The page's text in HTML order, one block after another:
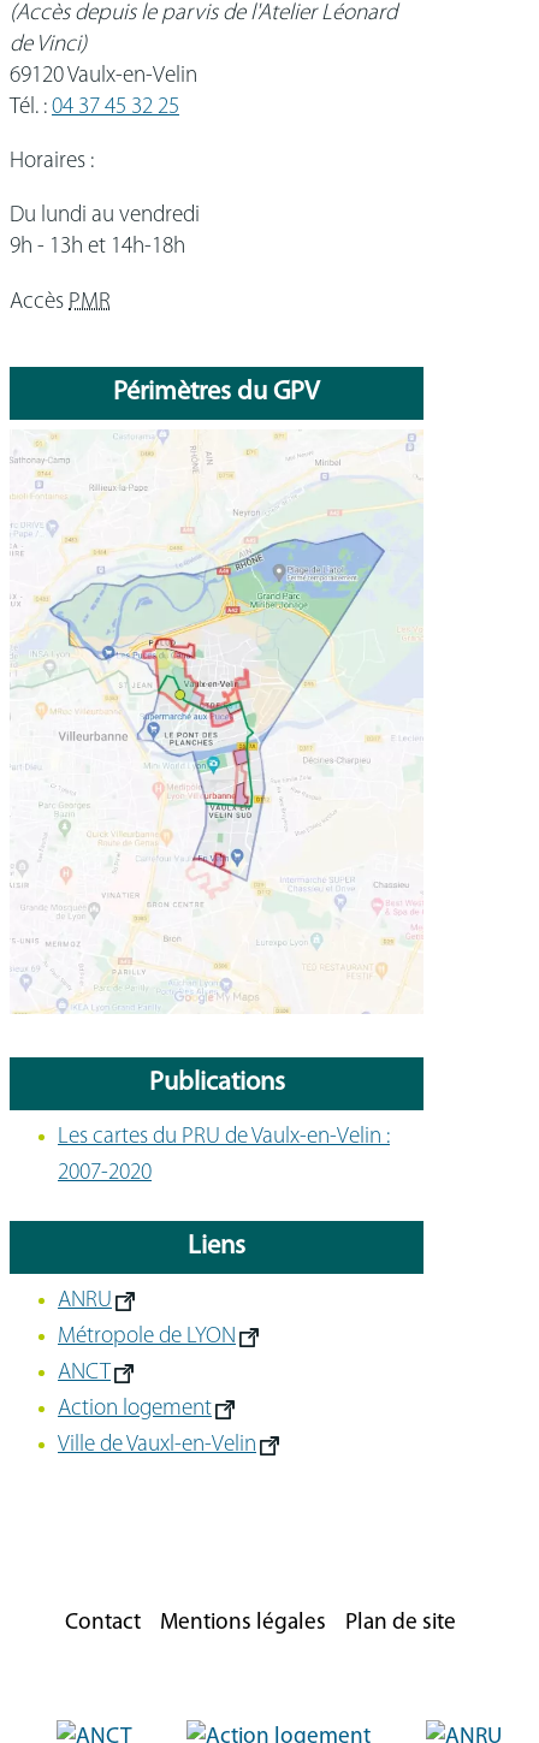
(Accès depuis le parvis de l'Atelier Léonard
de Vinci)
69120 Vaulx-en-Velin
Tél. : 04 37 45 32 25
Horaires :
Du lundi au vendredi
9h - 13h et 14h-18h
Accès PMR
Périmètres du GPV
Publications
Les cartes du PRU de Vaulx-en-Velin :
2007-2020
Liens
ANRU
Métropole de LYON
ANCT
Action logement
Ville de Vauxl-en-Velin
Contact Mentions légales Plan de site